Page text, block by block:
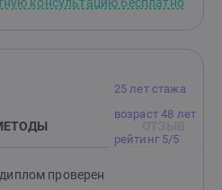
силы и энергию и
психики. Мой взгляд
чтобы договориться о
без осуждения и с
онлайн. Есть
25 лет стажа
возраст 48 лет
рейтинг 5/5
диплом проверен